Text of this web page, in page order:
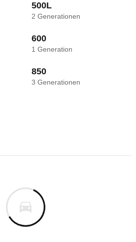
500L
2 Generationen
600
1 Generation
850
3 Generationen